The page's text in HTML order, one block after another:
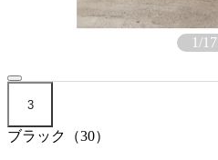
1/17
3
ブラック（30）